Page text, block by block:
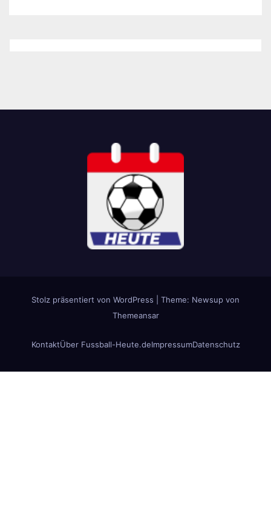
Stolz präsentiert von WordPress
Theme: Newsup von
Themeansar
KontaktÜber Fussball-Heute.deImpressumDatenschutz